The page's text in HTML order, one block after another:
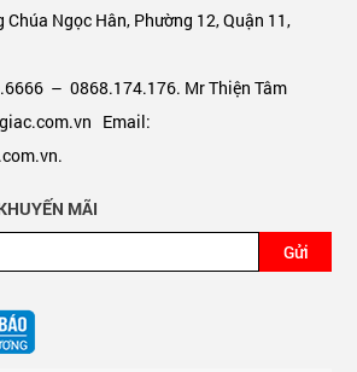
Ngọc Hân, Phường 12, Quận 11,
– 0868.174.176. Mr Thiện Tâm
Email:
MÃI
Gửi